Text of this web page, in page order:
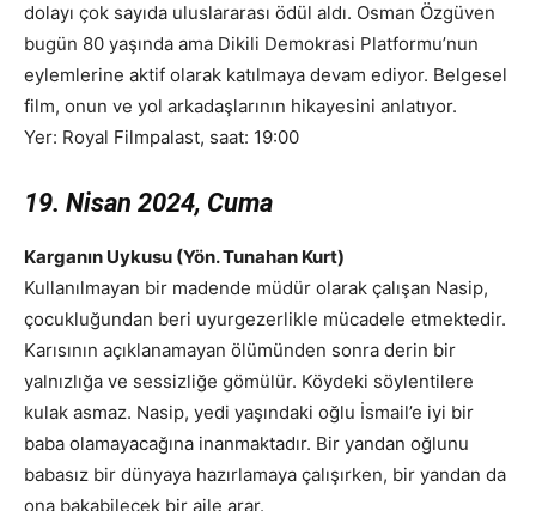
dolayı çok sayıda uluslararası ödül aldı. Osman Özgüven
bugün 80 yaşında ama Dikili Demokrasi Platformu’nun
eylemlerine aktif olarak katılmaya devam ediyor. Belgesel
film, onun ve yol arkadaşlarının hikayesini anlatıyor.
Yer: Royal Filmpalast, saat: 19:00
19. Nisan 2024, Cuma
Karganın Uykusu (Yön. Tunahan Kurt)
Kullanılmayan bir madende müdür olarak çalışan Nasip,
çocukluğundan beri uyurgezerlikle mücadele etmektedir.
Karısının açıklanamayan ölümünden sonra derin bir
yalnızlığa ve sessizliğe gömülür. Köydeki söylentilere
kulak asmaz. Nasip, yedi yaşındaki oğlu İsmail’e iyi bir
baba olamayacağına inanmaktadır. Bir yandan oğlunu
babasız bir dünyaya hazırlamaya çalışırken, bir yandan da
ona bakabilecek bir aile arar.